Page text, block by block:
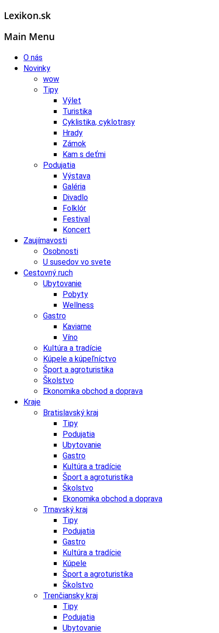
Lexikon.sk
Main Menu
O nás
Novinky
wow
Tipy
Výlet
Turistika
Cyklistika, cyklotrasy
Hrady
Zámok
Kam s deťmi
Podujatia
Výstava
Galéria
Divadlo
Folklór
Festival
Koncert
Zaujímavosti
Osobnosti
U susedov vo svete
Cestovný ruch
Ubytovanie
Pobyty
Wellness
Gastro
Kaviarne
Víno
Kultúra a tradície
Kúpele a kúpeľníctvo
Šport a agroturistika
Školstvo
Ekonomika obchod a doprava
Kraje
Bratislavský kraj
Tipy
Podujatia
Ubytovanie
Gastro
Kultúra a tradície
Šport a agroturistika
Školstvo
Ekonomika obchod a doprava
Trnavský kraj
Tipy
Podujatia
Gastro
Kultúra a tradície
Kúpele
Šport a agroturistika
Školstvo
Trenčiansky kraj
Tipy
Podujatia
Ubytovanie